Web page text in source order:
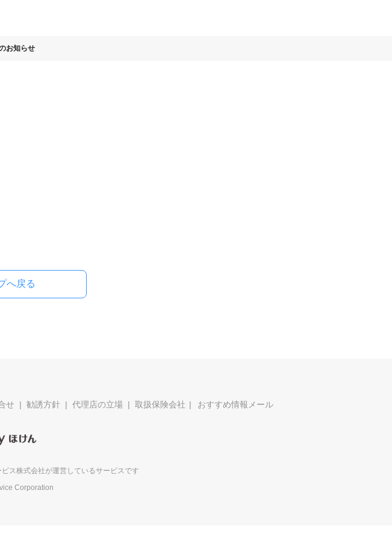
お知らせ
へ戻る
せ 勧誘方針 代理店の立場 取扱保険会社 おすすめ情報メール
ス株式会社が運営しているサービスです
Corporation